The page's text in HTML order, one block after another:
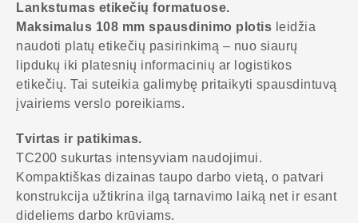
Lankstumas etikečių formatuose.
Maksimalus 108 mm spausdinimo plotis leidžia
naudoti platų etikečių pasirinkimą – nuo siaurų
lipdukų iki platesnių informacinių ar logistikos
etikečių. Tai suteikia galimybę pritaikyti spausdintuvą
įvairiems verslo poreikiams.
Tvirtas ir patikimas.
TC200 sukurtas intensyviam naudojimui.
Kompaktiškas dizainas taupo darbo vietą, o patvari
konstrukcija užtikrina ilgą tarnavimo laiką net ir esant
dideliems darbo krūviams.